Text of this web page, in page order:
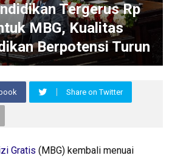
Tergerus Rp
MBG, Kualitas
Berpotensi Turun
Share on Twitter
Gratis (MBG) kembali menuai